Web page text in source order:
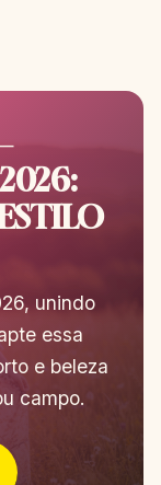
unindo
essa
e beleza
campo.